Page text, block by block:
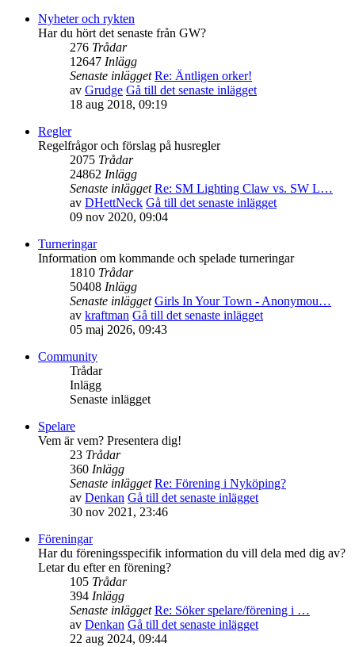
Nyheter och rykten
Har du hört det senaste från GW?
276 Trådar
12647 Inlägg
Senaste inlägget Re: Äntligen orker!
av Grudge Gå till det senaste inlägget
18 aug 2018, 09:19
Regler
Regelfrågor och förslag på husregler
2075 Trådar
24862 Inlägg
Senaste inlägget Re: SM Lighting Claw vs. SW L…
av DHettNeck Gå till det senaste inlägget
09 nov 2020, 09:04
Turneringar
Information om kommande och spelade turneringar
1810 Trådar
50408 Inlägg
Senaste inlägget Girls In Your Town - Anonymou…
av kraftman Gå till det senaste inlägget
05 maj 2026, 09:43
Community
Trådar
Inlägg
Senaste inlägget
Spelare
Vem är vem? Presentera dig!
23 Trådar
360 Inlägg
Senaste inlägget Re: Förening i Nyköping?
av Denkan Gå till det senaste inlägget
30 nov 2021, 23:46
Föreningar
Har du föreningsspecifik information du vill dela med dig av?
Letar du efter en förening?
105 Trådar
394 Inlägg
Senaste inlägget Re: Söker spelare/förening i …
av Denkan Gå till det senaste inlägget
22 aug 2024, 09:44